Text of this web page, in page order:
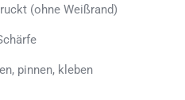
(ohne Weißrand)
pinnen, kleben